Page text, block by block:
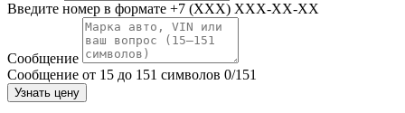
Введите номер в формате +7 (XXX) XXX-XX-XX
Сообщение
Сообщение от 15 до 151 символов 0/151
Узнать цену